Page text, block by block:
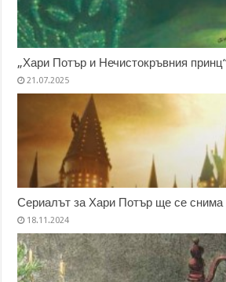
„Хари Потър и Нечистокръвния
21.07.2025
Сериалът за Хари Потър ще се снима
18.11.2024